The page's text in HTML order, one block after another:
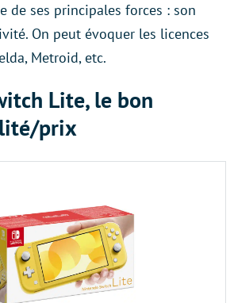
de ses principales forces : son
On peut évoquer les licences
Metroid, etc.
Lite, le bon
prix